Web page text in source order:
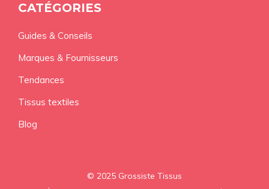
CATÉGORIES
Guides & Conseils
Marques & Fournisseurs
Tendances
Tissus textiles
Blog
© 2025 Grossiste Tissus